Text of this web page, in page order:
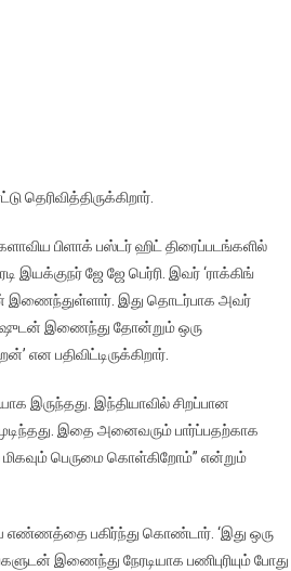
தெரிவித்திருக்கிறார்.
பிளாக் பஸ்டர் ஹிட் திரைப்படங்களில்
இயக்குநர் ஜே ஜே பெர்ரி. இவர் ‘ராக்கிங்
இணைந்துள்ளார். இது தொடர்பாக அவர்
இணைந்து தோன்றும் ஒரு
என பதிவிட்டிருக்கிறார்.
இருந்தது. இந்தியாவில் சிறப்பான
இதை அனைவரும் பார்ப்பதற்காக
பெருமை கொள்கிறோம்” என்றும்
எண்ணத்தை பகிர்ந்து கொண்டார். ‘இது ஒரு
இணைந்து நேரடியாக பணிபுரியும் போது